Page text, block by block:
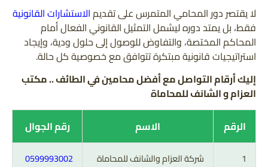
لا يقتصر دور المحامي المتمرس على تقديمالاستشارات القانونية
فقط، بل يمتد دوره ليشمل التمثيل القانوني الفعال أمام
المحاكم المختصة، والتفاوض للوصول إلى حلول ودية، وإيجاد
استراتيجيات قانونية مبتكرة تتوافق مع خصوصية كل حالة.
إليك أرقام التواصل مع أفضل محامين في الطائف .. مكتب
العزام و الشانف للمحاماة
الرقم
الاسم رقم الجوال
1 شركة العزام والشانف للمحاماة
0599993002